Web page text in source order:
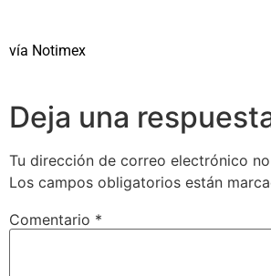
vía Notimex
Deja una
Tu dirección de correo electrónico
Los campos obligatorios están
Comentario *